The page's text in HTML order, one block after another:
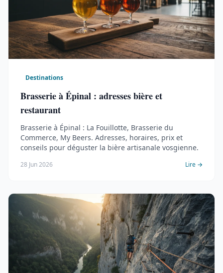
Destinations
Brasserie à Épinal : adresses bière et
restaurant
Brasserie à Épinal : La Fouillotte, Brasserie du
Commerce, My Beers. Adresses, horaires, prix et
conseils pour déguster la bière artisanale vosgienne.
28 Jun 2026 Lire →